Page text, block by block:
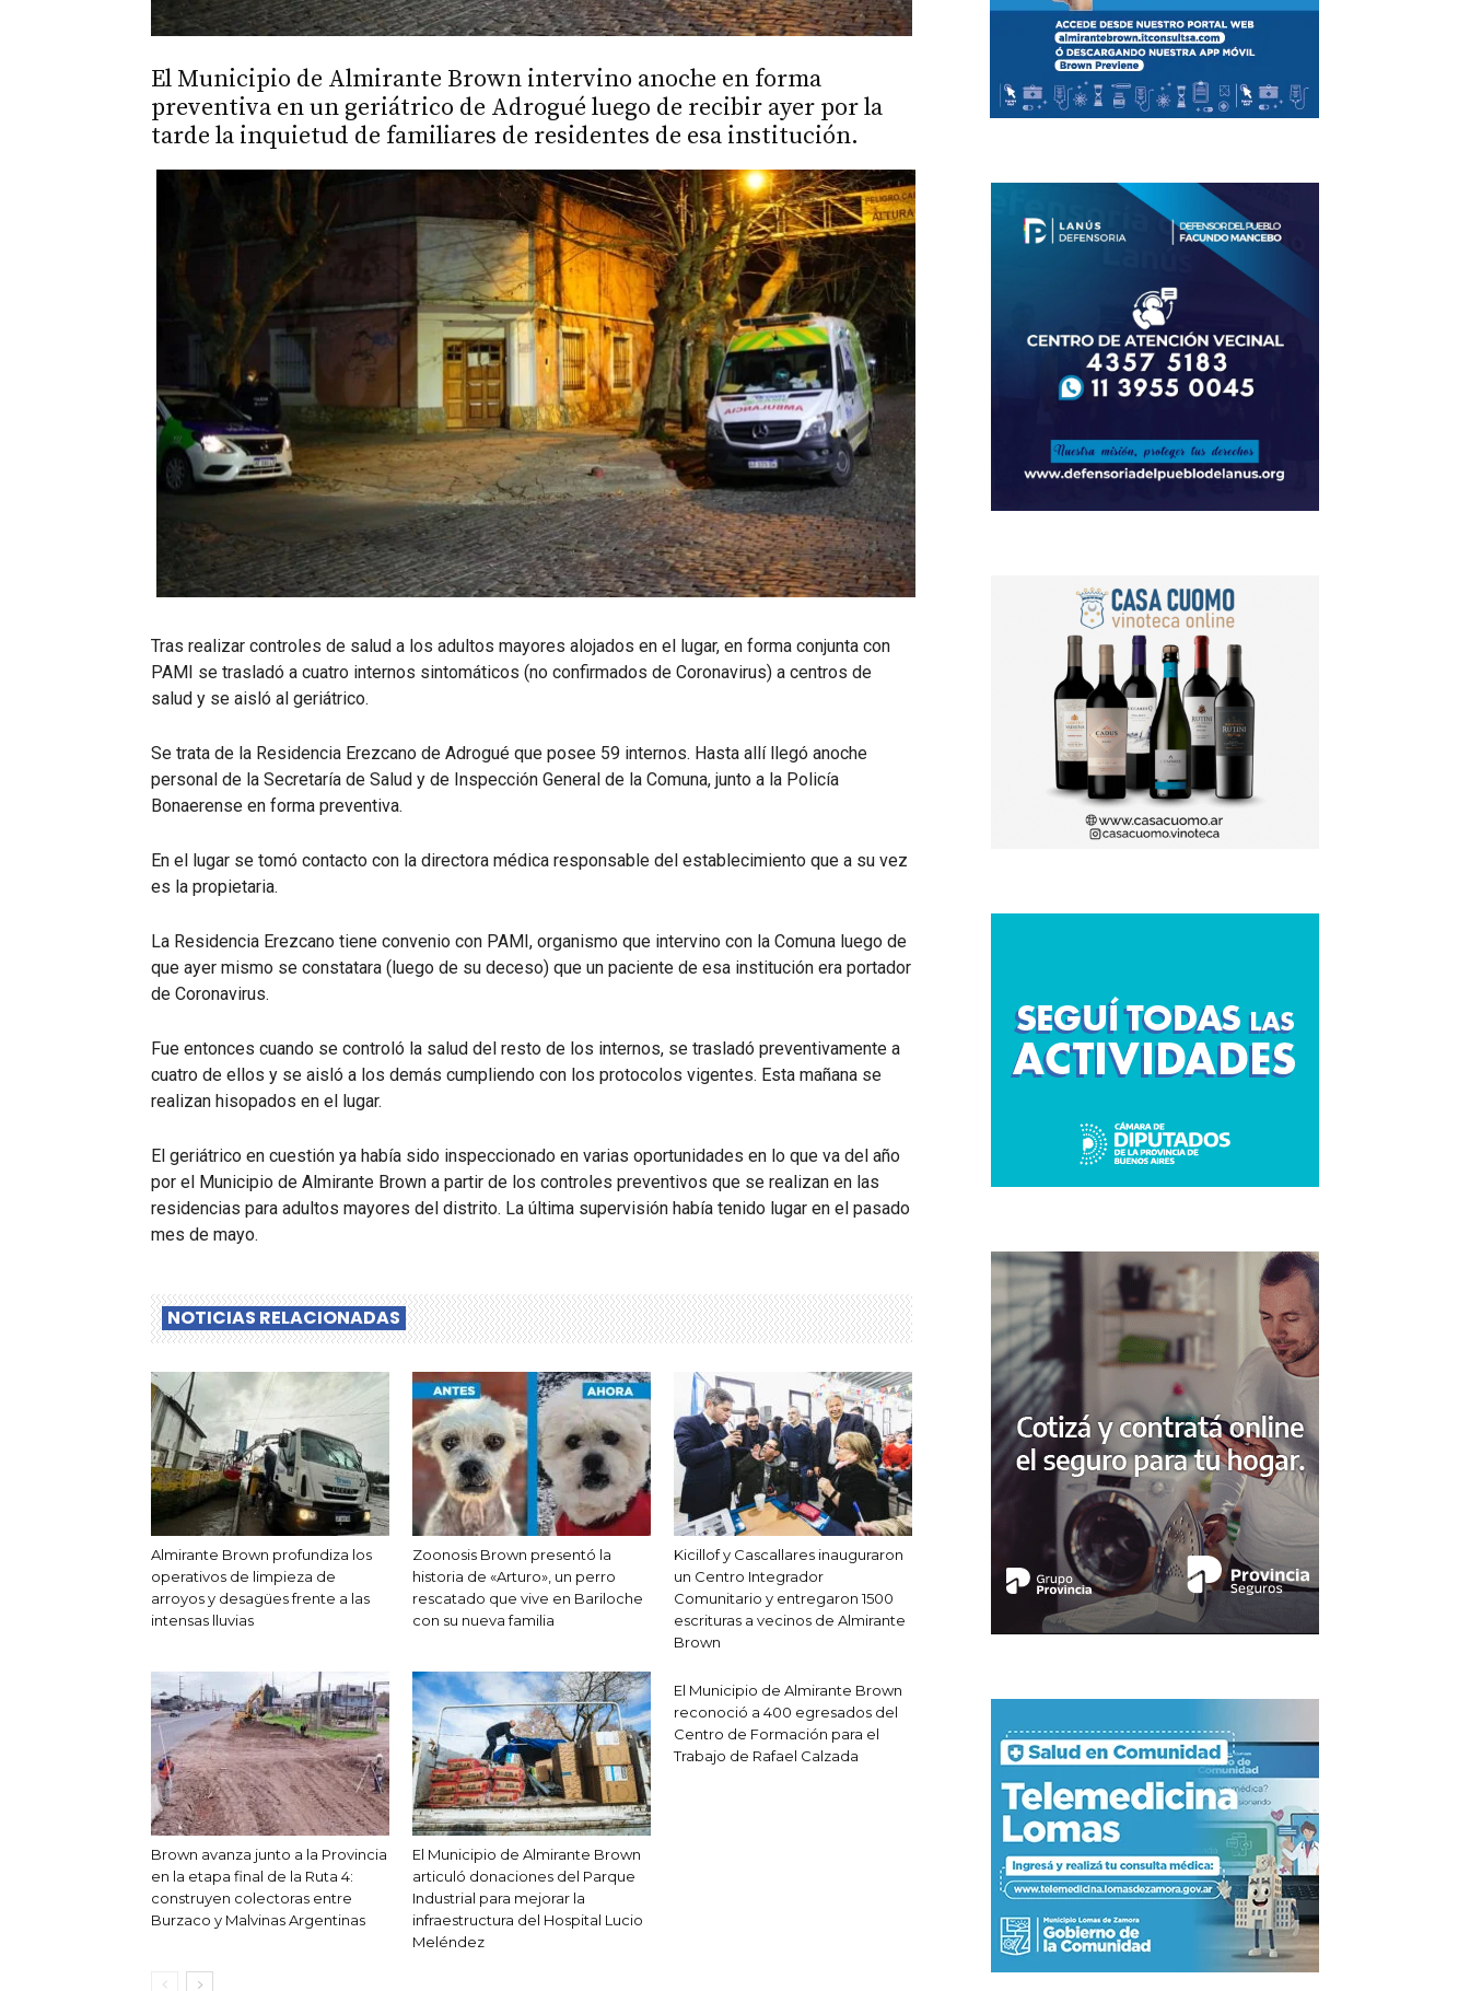
El Municipio de Almirante Brown intervino anoche en forma
preventiva en un geriátrico de Adrogué luego de recibir ayer por la
tarde la inquietud de familiares de residentes de esa institución.
Tras realizar controles de salud a los adultos mayores alojados en el lugar, en forma conjunta con
PAMI se trasladó a cuatro internos sintomáticos (no confirmados de Coronavirus) a centros de
salud y se aisló al geriátrico.
Se trata de la Residencia Erezcano de Adrogué que posee 59 internos. Hasta allí llegó anoche
personal de la Secretaría de Salud y de Inspección General de la Comuna, junto a la Policía
Bonaerense en forma preventiva.
En el lugar se tomó contacto con la directora médica responsable del establecimiento que a su vez
es la propietaria.
La Residencia Erezcano tiene convenio con PAMI, organismo que intervino con la Comuna luego de
que ayer mismo se constatara (luego de su deceso) que un paciente de esa institución era portador
de Coronavirus.
Fue entonces cuando se controló la salud del resto de los internos, se trasladó preventivamente a
cuatro de ellos y se aisló a los demás cumpliendo con los protocolos vigentes. Esta mañana se
realizan hisopados en el lugar.
El geriátrico en cuestión ya había sido inspeccionado en varias oportunidades en lo que va del año
por el Municipio de Almirante Brown a partir de los controles preventivos que se realizan en las
residencias para adultos mayores del distrito. La última supervisión había tenido lugar en el pasado
mes de mayo.
NOTICIAS RELACIONADAS
Almirante Brown profundiza los
operativos de limpieza de
arroyos y desagües frente a las
intensas lluvias
Zoonosis Brown presentó la
historia de «Arturo», un perro
rescatado que vive en Bariloche
con su nueva familia
Kicillof y Cascallares inauguraron
un Centro Integrador
Comunitario y entregaron 1500
escrituras a vecinos de Almirante
Brown
Brown avanza junto a la Provincia
en la etapa final de la Ruta 4:
construyen colectoras entre
Burzaco y Malvinas Argentinas
El Municipio de Almirante Brown
articuló donaciones del Parque
Industrial para mejorar la
infraestructura del Hospital Lucio
Meléndez
El Municipio de Almirante Brown
reconoció a 400 egresados del
Centro de Formación para el
Trabajo de Rafael Calzada